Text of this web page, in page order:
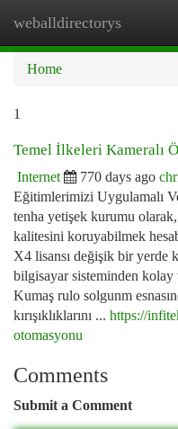
weballdirectorys
Home
1
Temel İlkeleri Kameralı
Internet 770 days ago
Eğitimlerimizi Uygulamalı
tenha yetişek kurumu
kalitesini koruyabilmek
X4 lisansı değişik bir yerde
bilgisayar sisteminden kolay
Kumaş rulo solgunm
kırışıklıklarını ... https://
otomasyonu
Comments
Submit a Comment